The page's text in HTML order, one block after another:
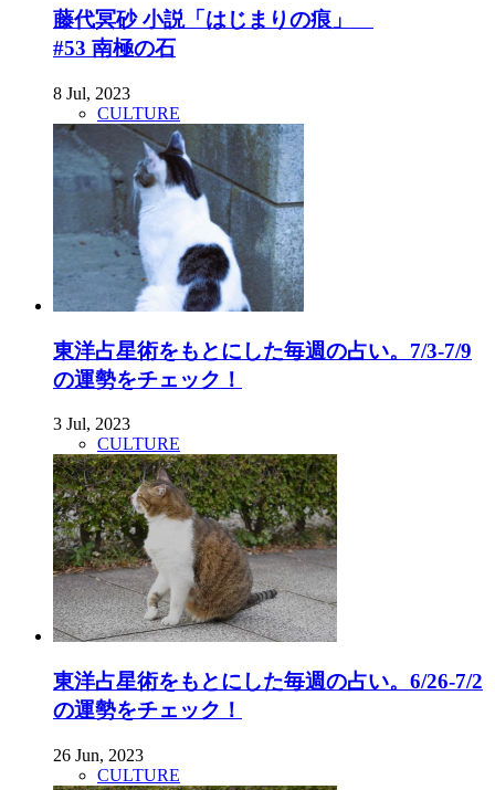
藤代冥砂 小説「はじまりの痕」
#53 南極の石
8 Jul, 2023
CULTURE
東洋占星術をもとにした毎週の占い。7/3-7/9
の運勢をチェック！
3 Jul, 2023
CULTURE
東洋占星術をもとにした毎週の占い。6/26-7/2
の運勢をチェック！
26 Jun, 2023
CULTURE